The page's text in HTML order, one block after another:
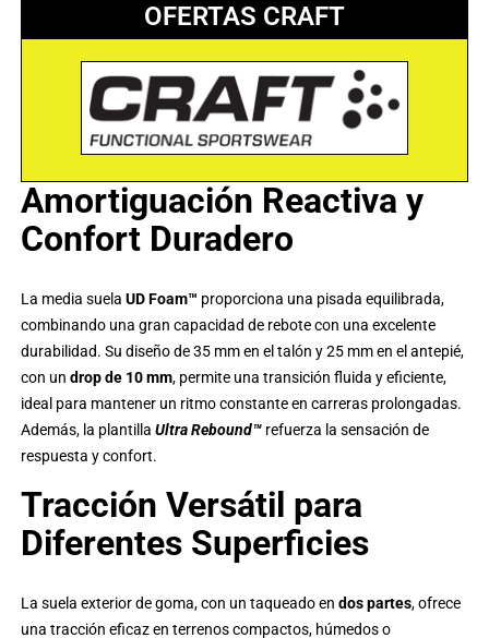
OFERTAS CRAFT
Amortiguación Reactiva y
Confort Duradero
La media suela UD Foam™ proporciona una pisada equilibrada,
combinando una gran capacidad de rebote con una excelente
durabilidad. Su diseño de 35 mm en el talón y 25 mm en el antepié,
con un drop de 10 mm, permite una transición fluida y eficiente,
ideal para mantener un ritmo constante en carreras prolongadas.
Además, la plantilla Ultra Rebound™refuerza la sensación de
respuesta y confort.
Tracción Versátil para
Diferentes Superficies
La suela exterior de goma, con un taqueado en dos partes, ofrece
una tracción eficaz en terrenos compactos, húmedos o